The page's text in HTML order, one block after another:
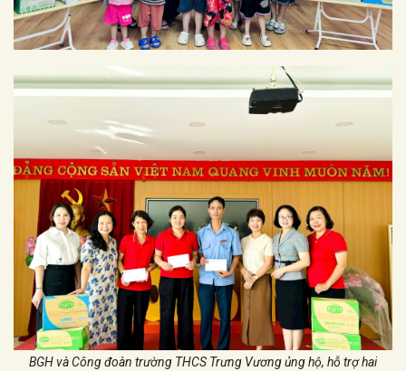
BGH và Công đoàn trường THCS Trưng Vương ủng hộ, hỗ trợ hai